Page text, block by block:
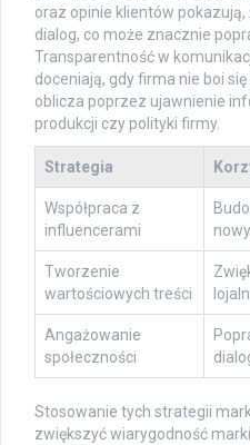
oraz opinie klientów
dialog, co może znacznie
Transparentność w
doceniają, gdy firma nie boi
oblicza poprzez ujawnienie
produkcji czy polityki firmy.
Strategia
Współpraca z
influencerami
Tworzenie
wartościowych treści
Angażowanie
społeczności
Stosowanie tych strategii
zwiększyć wiarygodność